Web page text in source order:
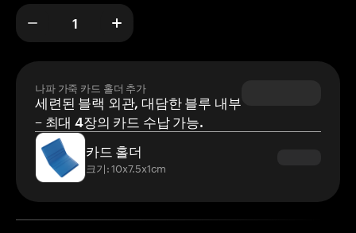
나파 가죽 카드 홀더 추가
세련된 블랙 외관, 대담한 블루 내부
– 최대 4장의 카드 수납 가능.
카드 홀더
크기: 10x7.5x1cm